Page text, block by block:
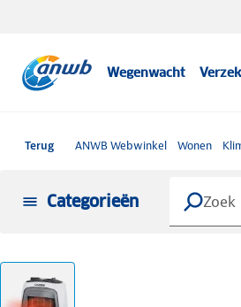
Wegenwacht
Terug ANWB Webwinkel Wonen
Categorieën